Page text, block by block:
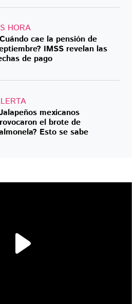
HORA
cae la pensión de
IMSS revelan las
de pago
mexicanos
el brote de
Esto se sabe